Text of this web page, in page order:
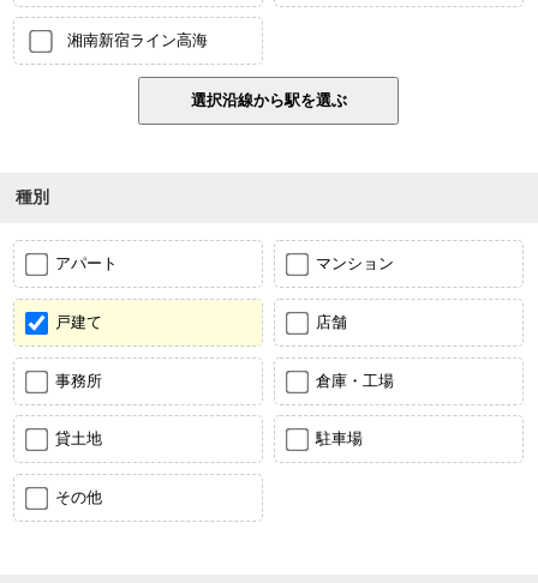
湘南新宿ライン高海
種別
アパート マンション
戸建て 店舗
事務所 倉庫・工場
貸土地 駐車場
その他